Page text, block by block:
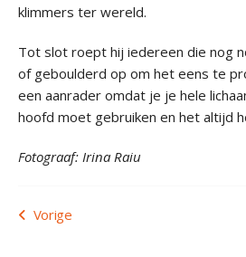
klimmers ter wereld.
Tot slot roept hij iedereen die nog
of geboulderd op om het eens te
een aanrader omdat je je hele
hoofd moet gebruiken en het altijd
Fotograaf: Irina Raiu
navigatie
Vorige